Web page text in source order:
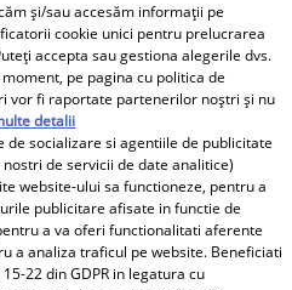
minte pe Janine Sârbu?
și cu ce se ocupă
soție a lui Adrian
și unul dintre cele mai
modele din anii 90. A
recent de
și/sau accesăm informații pe
cookie unici pentru prelucrarea
accepta sau gestiona alegerile dvs.
pe pagina cu politica de
vor fi raportate partenerilor noștri și nu
detalii
socializare si agentiile de publicitate
de servicii de date analitice)
website-ului sa functioneze, pentru a
publicitare afisate in functie de
a va oferi functionalitati aferente
a analiza traficul pe website. Beneficiati
22 din GDPR in legatura cu